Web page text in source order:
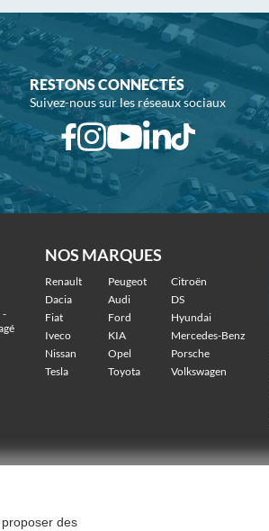
RESTONS CONNECTÉS
Suivez-nous sur les réseaux sociaux
-
NOS MARQUES
Renault Peugeot
Citroën
Dacia
Audi
DS
Fiat
Ford
Hyundai
Iveco
KIA
Mercedes-Benz
Nissan
Opel
Porsche
Tesla
Toyota Volkswagen
des